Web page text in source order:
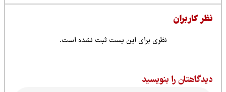
کاربران
نظری برای این پست ثبت نشده است.
را بنویسید